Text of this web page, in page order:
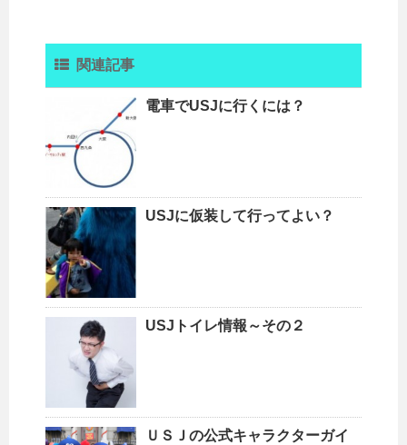
関連記事
電車でUSJに行くには？
USJに仮装して行ってよい？
USJトイレ情報～その２
ＵＳＪの公式キャラクターガイ